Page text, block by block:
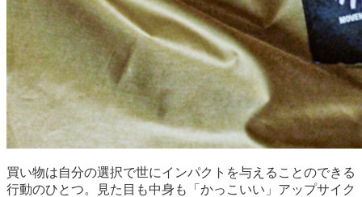
買い物は自分の選択で世にインパクトを与えることのできる
行動のひとつ。見た目も中身も「かっこいい」アップサイク